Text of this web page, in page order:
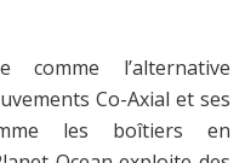
comme l’alternative
Co-Axial et ses
les boîtiers en